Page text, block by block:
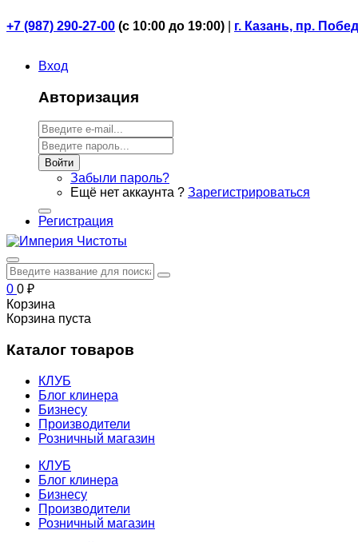
+7 (987) 290-27-00 (с 10:00 до 19:00) г. Казань, пр.
Вход
Авторизация
Войти
Забыли пароль?
Ещё нет аккаунта ? Зарегистрироваться
Регистрация
0 0 ₽
Корзина
Корзина пуста
Каталог товаров
КЛУБ
Блог клинера
Бизнесу
Производители
Розничный магазин
КЛУБ
Блог клинера
Бизнесу
Производители
Розничный магазин